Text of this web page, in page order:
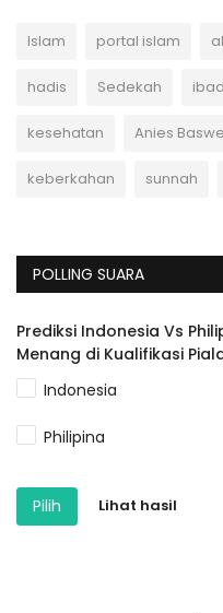
Islam portal islam
hadis Sedekah
kesehatan Anies
keberkahan sunnah
POLLING SUARA
Prediksi Indonesia Vs
Menang di Kualifikasi
Indonesia
Philipina
Pilih Lihat hasil